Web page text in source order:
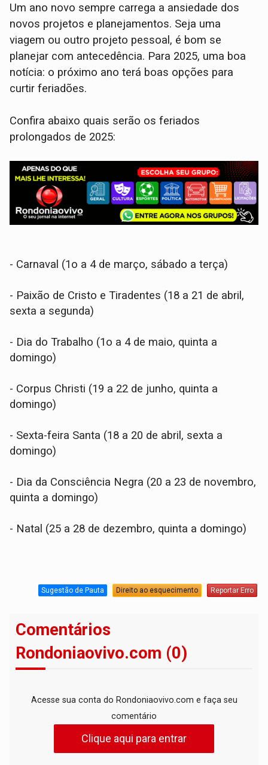
Um ano novo sempre carrega a ansiedade dos
novos projetos e planejamentos. Seja uma
viagem ou outro projeto pessoal, é bom se
planejar com antecedência. Para 2025, uma boa
notícia: o próximo ano terá boas opções para
curtir feriadões.
Confira abaixo quais serão os feriados
prolongados de 2025:
- Carnaval (1o a 4 de março, sábado a terça)
- Paixão de Cristo e Tiradentes (18 a 21 de abril,
sexta a segunda)
- Dia do Trabalho (1o a 4 de maio, quinta a
domingo)
- Corpus Christi (19 a 22 de junho, quinta a
domingo)
- Sexta-feira Santa (18 a 20 de abril, sexta a
domingo)
- Dia da Consciência Negra (20 a 23 de novembro,
quinta a domingo)
- Natal (25 a 28 de dezembro, quinta a domingo)
Sugestão de Pauta Direito ao esquecimento Reportar Erro
Comentários
Rondoniaovivo.com (0)
Acesse sua conta do Rondoniaovivo.com e faça seu
comentário
Clique aqui para entrar